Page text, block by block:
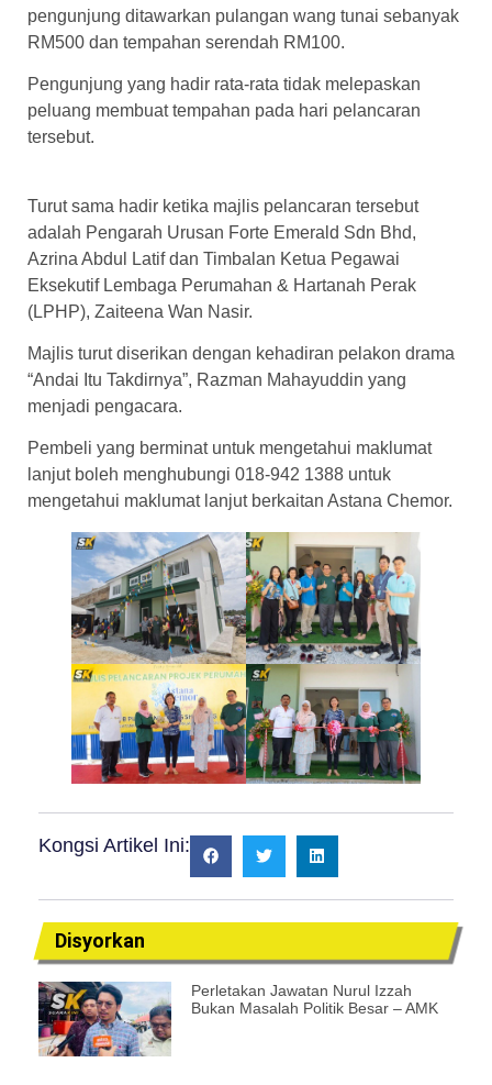
pengunjung ditawarkan pulangan wang tunai sebanyak
RM500 dan tempahan serendah RM100.
Pengunjung yang hadir rata-rata tidak melepaskan
peluang membuat tempahan pada hari pelancaran
tersebut.
Turut sama hadir ketika majlis pelancaran tersebut
adalah Pengarah Urusan Forte Emerald Sdn Bhd,
Azrina Abdul Latif dan Timbalan Ketua Pegawai
Eksekutif Lembaga Perumahan & Hartanah Perak
(LPHP), Zaiteena Wan Nasir.
Majlis turut diserikan dengan kehadiran pelakon drama
“Andai Itu Takdirnya”, Razman Mahayuddin yang
menjadi pengacara.
Pembeli yang berminat untuk mengetahui maklumat
lanjut boleh menghubungi 018-942 1388 untuk
mengetahui maklumat lanjut berkaitan Astana Chemor.
Kongsi Artikel Ini:
Disyorkan
Perletakan Jawatan Nurul Izzah
Bukan Masalah Politik Besar – AMK